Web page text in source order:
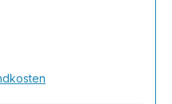
edlen
ist alles möglich!